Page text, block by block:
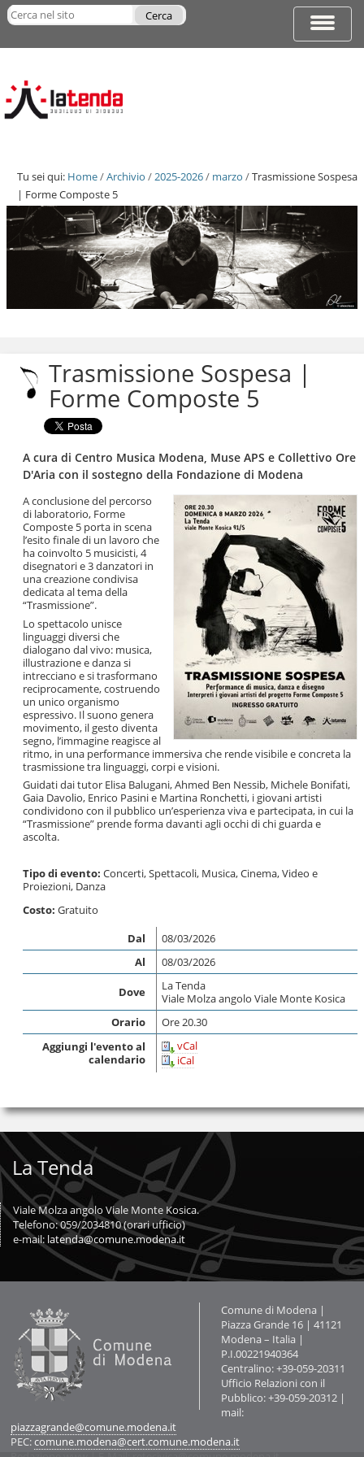
Salta
ai
|
navigazione
Espandi
di
Cerca nel sito
avanzata…
Tu sei qui: Home/Archivio /2025-2026/ marzo /Trasmissione Sospesa
| Forme Composte 5
Salta
navigazione
Trasmissione Sospesa |
Forme Composte 5
A cura di Centro Musica Modena, Muse APS e Collettivo Ore
D'Aria con il sostegno della Fondazione di Modena
A conclusione del percorso
di laboratorio, Forme
Composte 5 porta in scena
l’esito finale di un lavoro che
ha coinvolto 5 musicisti, 4
disegnatori e 3 danzatori in
una creazione condivisa
dedicata al tema della
“Trasmissione”.
Lo spettacolo unisce
linguaggi diversi che
dialogano dal vivo: musica,
illustrazione e danza si
intrecciano e si trasformano
reciprocamente, costruendo
un unico organismo
espressivo. Il suono genera
movimento, il gesto diventa
segno, l’immagine reagisce al
ritmo, in una performance immersiva che rende visibile e concreta la
trasmissione tra linguaggi, corpi e visioni.
Guidati dai tutor Elisa Balugani,Ahmed Ben Nessib, Michele Bonifati,
Gaia Davolio, Enrico Pasinie Martina Ronchetti, i giovani artisti
condividono con il pubblico un’esperienza viva e partecipata, in cui la
“Trasmissione” prende forma davanti agli occhi di chi guarda e
ascolta.
Tipo di evento: Concerti,Spettacoli, Musica,Cinema, Video e
Proiezioni, Danza
Costo: Gratuito
Dal
08/03/2026
Al
08/03/2026
Dove
La Tenda
Viale Molza angolo Viale Monte Kosica
Orario
Ore 20.30
Aggiungi l'evento al
calendario
vCal
iCal
La Tenda
Viale Molza angolo Viale Monte Kosica.
Telefono: 059/2034810 (orari ufficio)
e-mail: latenda@comune.modena.it
Contatti
Comune di Modena |
Piazza Grande 16 | 41121
Modena – Italia |
P.I.00221940364
Centralino: +39-059-20311
Ufficio Relazioni con il
Pubblico: +39-059-20312 |
mail:
piazzagrande@comune.modena.it
PEC:comune.modena@cert.comune.modena.it